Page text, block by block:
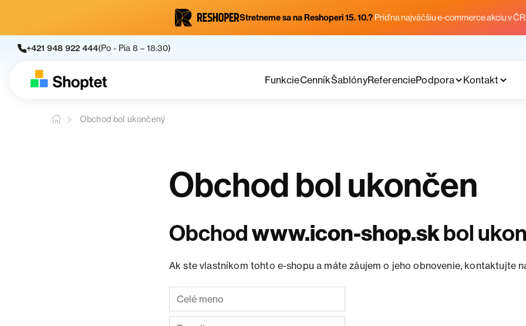
Stretneme sa na Reshoperi 15. 10.? Príď na najväčšiu e-commerce akciu v
+421 948 922 444(Po - Pia 8 – 18:30)
FunkcieCenníkŠablónyReferenciePodpora Kontakt
Obchod bol ukončený
Obchod bol ukončen
Obchodwww.icon-shop.skbol
Ak ste vlastníkom tohto e-shopu a máte záujem o jeho obnovenie, kontaktujte